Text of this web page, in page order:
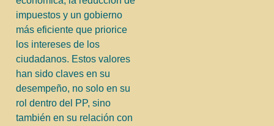
impuestos y un gobierno
más eficiente que priorice
los intereses de los
ciudadanos. Estos valores
han sido claves en su
desempeño, no solo en su
rol dentro del PP, sino
también en su relación con